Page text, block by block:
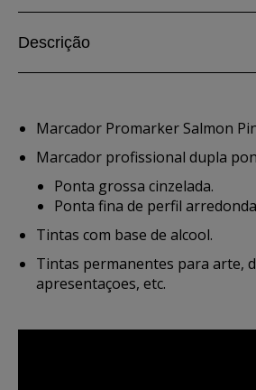
Descrição
Marcador Promarker Salmon
Marcador profissional dupla
Ponta grossa cinzelada.
Ponta fina de perfil
Tintas com base de alcool.
Tintas permanentes para arte,
apresentaçoes, etc.